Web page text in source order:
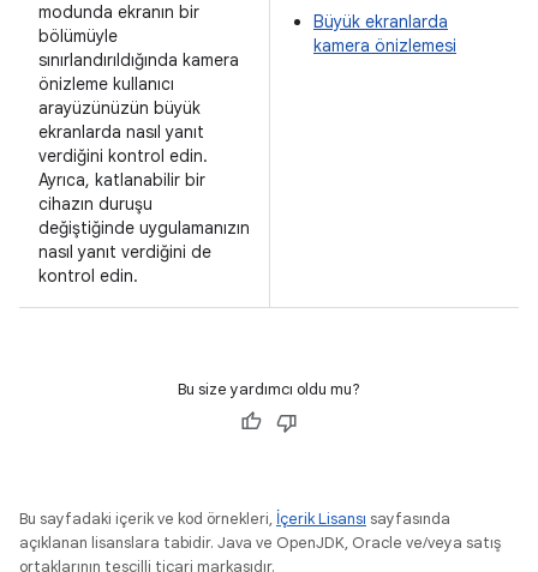
modunda ekranın bir
bölümüyle
sınırlandırıldığında kamera
önizleme kullanıcı
arayüzünüzün büyük
ekranlarda nasıl yanıt
verdiğini kontrol edin.
Ayrıca, katlanabilir bir
cihazın duruşu
değiştiğinde uygulamanızın
nasıl yanıt verdiğini de
kontrol edin.
Büyük ekranlarda
kamera önizlemesi
Bu size yardımcı oldu mu?
Bu sayfadaki içerik ve kod örnekleri, İçerik Lisansı sayfasında
açıklanan lisanslara tabidir. Java ve OpenJDK, Oracle ve/veya satış
ortaklarının tescilli ticari markasıdır.